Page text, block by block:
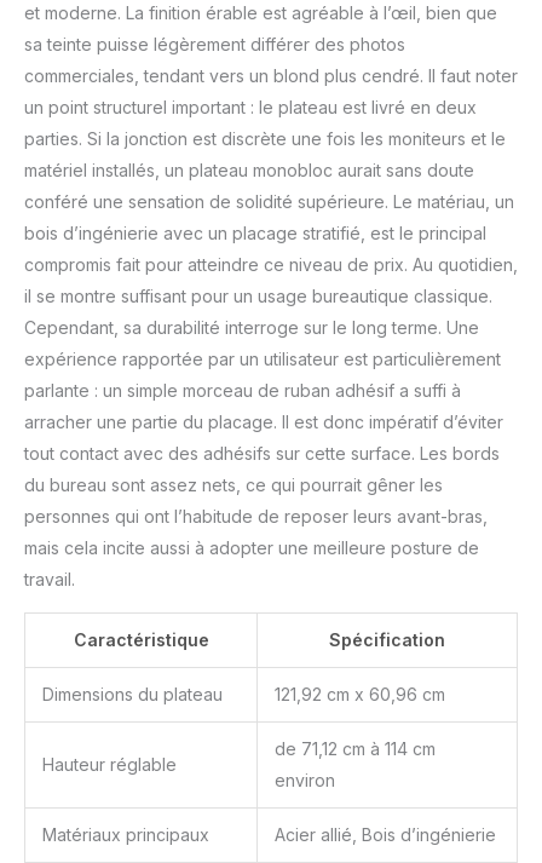
et moderne. La finition érable est agréable à l’œil, bien que
sa teinte puisse légèrement différer des photos
commerciales, tendant vers un blond plus cendré. Il faut noter
un point structurel important : le plateau est livré en deux
parties. Si la jonction est discrète une fois les moniteurs et le
matériel installés, un plateau monobloc aurait sans doute
conféré une sensation de solidité supérieure. Le matériau, un
bois d’ingénierie avec un placage stratifié, est le principal
compromis fait pour atteindre ce niveau de prix. Au quotidien,
il se montre suffisant pour un usage bureautique classique.
Cependant, sa durabilité interroge sur le long terme. Une
expérience rapportée par un utilisateur est particulièrement
parlante : un simple morceau de ruban adhésif a suffi à
arracher une partie du placage. Il est donc impératif d’éviter
tout contact avec des adhésifs sur cette surface. Les bords
du bureau sont assez nets, ce qui pourrait gêner les
personnes qui ont l’habitude de reposer leurs avant-bras,
mais cela incite aussi à adopter une meilleure posture de
travail.
Caractéristique Spécification
Dimensions du plateau 121,92 cm x 60,96 cm
Hauteur réglable
de 71,12 cm à 114 cm
environ
Matériaux principaux Acier allié, Bois d’ingénierie